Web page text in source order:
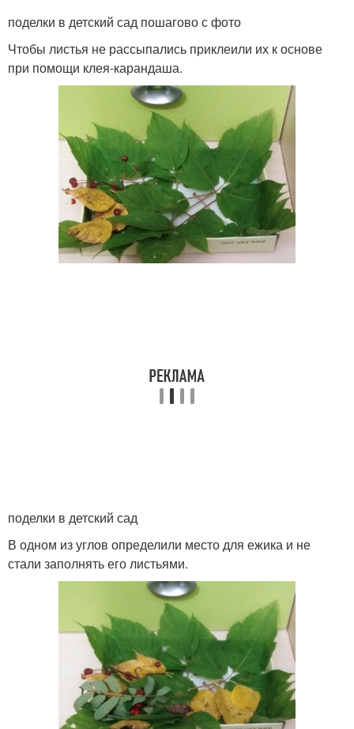
поделки в детский сад пошагово с фото
Чтобы листья не рассыпались приклеили их к основе
при помощи клея-карандаша.
поделки в детский сад
В одном из углов определили место для ежика и не
стали заполнять его листьями.